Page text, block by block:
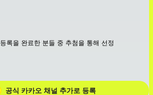
록을 완료한 분들 중 추첨을 통해 선정
공식 카카오 채널 추가로 등록